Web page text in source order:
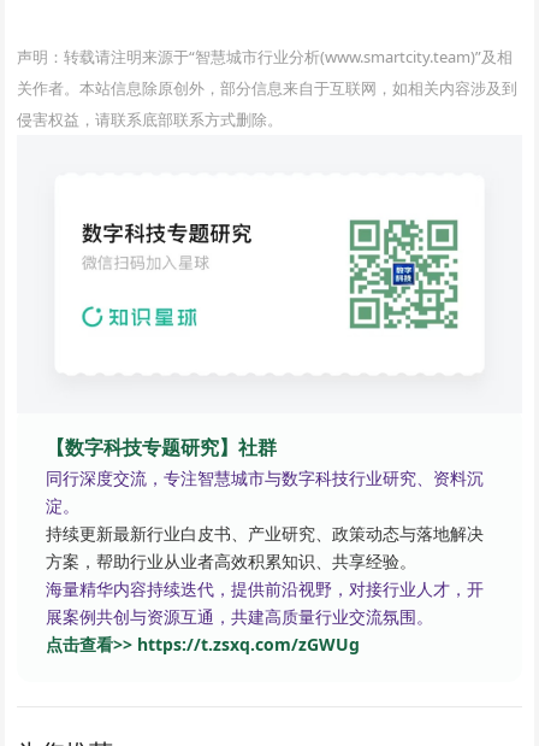
声明：转载请注明来源于“智慧城市行业分析(www.smartcity.team)”及相
关作者。本站信息除原创外，部分信息来自于互联网，如相关内容涉及到
侵害权益，请联系底部联系方式删除。
【数字科技专题研究】社群
同行深度交流，专注智慧城市与数字科技行业研究、资料沉
淀。
持续更新最新行业白皮书、产业研究、政策动态与落地解决
方案，帮助行业从业者高效积累知识、共享经验。
海量精华内容持续迭代，提供前沿视野，对接行业人才，开
展案例共创与资源互通，共建高质量行业交流氛围。
点击查看>> https://t.zsxq.com/zGWUg